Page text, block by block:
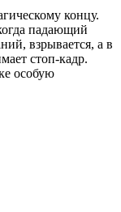
концу.
падающий
взрывается, а в
стоп-кадр.
особую